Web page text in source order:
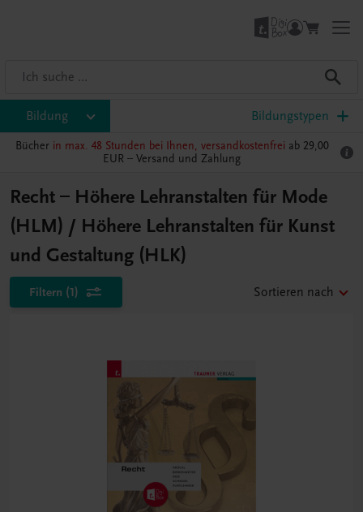
Bildung Bildungstypen
Bücher in max. 48 Stunden bei Ihnen, versandkostenfrei ab 29,00
EUR – Versand und Zahlung
Recht – Höhere Lehranstalten für Mode
(HLM) / Höhere Lehranstalten für Kunst
und Gestaltung (HLK)
Filtern (1) Sortieren nach